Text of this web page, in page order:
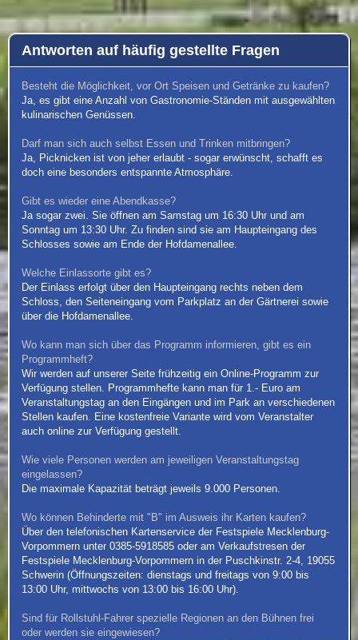
Antworten auf häufig gestellte Fragen
Besteht die Möglichkeit, vor Ort Speisen und Getränke zu kaufen?
Ja, es gibt eine Anzahl von Gastronomie-Ständen mit ausgewählten
kulinarischen Genüssen.
Darf man sich auch selbst Essen und Trinken mitbringen?
Ja, Picknicken ist von jeher erlaubt - sogar erwünscht, schafft es
doch eine besonders entspannte Atmosphäre.
Gibt es wieder eine Abendkasse?
Ja sogar zwei. Sie öffnen am Samstag um 16:30 Uhr und am
Sonntag um 13:30 Uhr. Zu finden sind sie am Haupteingang des
Schlosses sowie am Ende der Hofdamenallee.
Welche Einlassorte gibt es?
Der Einlass erfolgt über den Haupteingang rechts neben dem
Schloss, den Seiteneingang vom Parkplatz an der Gärtnerei sowie
über die Hofdamenallee.
Wo kann man sich über das Programm informieren, gibt es ein
Programmheft?
Wir werden auf unserer Seite frühzeitig ein Online-Programm zur
Verfügung stellen. Programmhefte kann man für 1.- Euro am
Veranstaltungstag an den Eingängen und im Park an verschiedenen
Stellen kaufen. Eine kostenfreie Variante wird vom Veranstalter
auch online zur Verfügung gestellt.
Wie viele Personen werden am jeweiligen Veranstaltungstag
eingelassen?
Die maximale Kapazität beträgt jeweils 9.000 Personen.
Wo können Behinderte mit "B" im Ausweis ihr Karten kaufen?
Über den telefonischen Kartenservice der Festspiele Mecklenburg-
Vorpommern unter 0385-5918585 oder am Verkaufstresen der
Festspiele Mecklenburg-Vorpommern in der Puschkinstr. 2-4, 19055
Schwerin (Öffnungszeiten: dienstags und freitags von 9:00 bis
13:00 Uhr, mittwochs von 13:00 bis 16:00 Uhr).
Sind für Rollstuhl-Fahrer spezielle Regionen an den Bühnen frei
oder werden sie eingewiesen?